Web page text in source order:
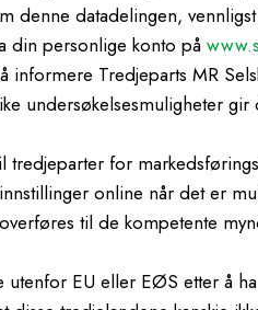
datadelingen,
din personlige konto på
informere Tredjeparts MR
undersøkelsesmuligheter
for
online når det er
til de kompetente
EU eller EØS etter å